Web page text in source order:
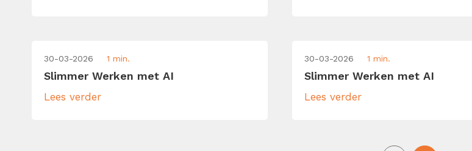
30-03-2026 1 min.
Slimmer Werken met AI
Lees verder
30-03-2026 1 min.
Slimmer Werken met AI
Lees verder